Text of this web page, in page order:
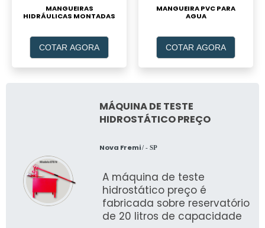
MANGUEIRAS
HIDRÁULICAS MONTADAS
COTAR AGORA
MANGUEIRA PVC PARA
AGUA
COTAR AGORA
MÁQUINA DE TESTE
HIDROSTÁTICO PREÇO
Nova Fremi/ - SP
A máquina de teste
hidrostático preço é
fabricada sobre reservatório
de 20 litros de capacidade